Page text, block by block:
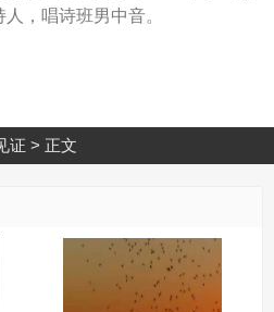
，唱诗班男中音。
证 > 正文